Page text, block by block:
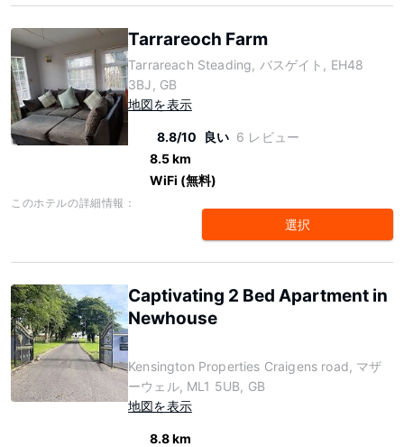
Tarrareoch Farm
Tarrareach Steading, バスゲイト, EH48
3BJ, GB
地図を表示
8.8/10 良い 6 レビュー
8.5 km
WiFi (無料)
このホテルの詳細情報：
選択
Captivating 2 Bed Apartment in
Newhouse
Kensington Properties Craigens road, マザ
ーウェル, ML1 5UB, GB
地図を表示
8.8 km